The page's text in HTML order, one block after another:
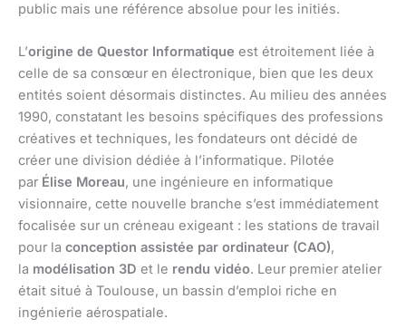
public mais une référence absolue pour les initiés.
L’origine de Questor Informatique est étroitement liée à
celle de sa consœur en électronique, bien que les deux
entités soient désormais distinctes. Au milieu des années
1990, constatant les besoins spécifiques des professions
créatives et techniques, les fondateurs ont décidé de
créer une division dédiée à l’informatique. Pilotée
par Élise Moreau, une ingénieure en informatique
visionnaire, cette nouvelle branche s’est immédiatement
focalisée sur un créneau exigeant : les stations de travail
pour la conception assistée par ordinateur (CAO),
la modélisation 3D et le rendu vidéo. Leur premier atelier
était situé à Toulouse, un bassin d’emploi riche en
ingénierie aérospatiale.